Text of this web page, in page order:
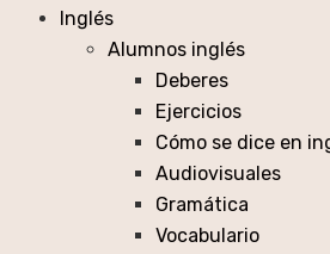
Inglés
Alumnos inglés
Deberes
Ejercicios
Cómo se dice en
Audiovisuales
Gramática
Vocabulario